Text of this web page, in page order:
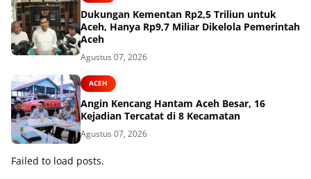
Dukungan Kementan Rp2,5 Triliun untuk
Aceh, Hanya Rp9,7 Miliar Dikelola Pemerintah
Aceh
Agustus 07, 2026
ACEH
Angin Kencang Hantam Aceh Besar, 16
Kejadian Tercatat di 8 Kecamatan
Agustus 07, 2026
Failed to load posts.